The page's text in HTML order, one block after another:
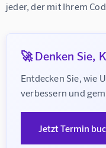
jeder, der mit Ihrem
🚀 Denken Sie,
Entdecken Sie, wie
verbessern und
Jetzt Termin